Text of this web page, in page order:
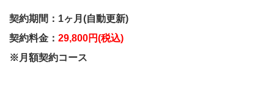
契約期間：1ヶ月(自動更新)
契約料金： 29,800円(税込)
※月額契約コース